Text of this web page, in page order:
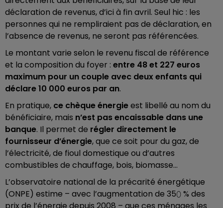
déclaration de revenus, d’ici à fin avril. Seul hic : les
personnes qui ne rempliraient pas de déclaration, en
l’absence de revenus, ne seront pas référencées.
Le montant varie selon le revenu fiscal de référence
et la composition du foyer : entre 48 et 227 euros
maximum pour un couple avec deux enfants qui
déclare 10 000 euros par an.
En pratique, ce chèque énergieest libellé au nom du
bénéficiaire, mais n’est pas encaissable dans une
banque. Il permet de régler directement le
fournisseur d’énergie, que ce soit pour du gaz, de
l’électricité, de fioul domestique ou d’autres
combustibles de chauffage, bois, biomasse…
L’observatoire national de la précarité énergétique
(ONPE) estime – avec l’augmentation de 35⬯ % des